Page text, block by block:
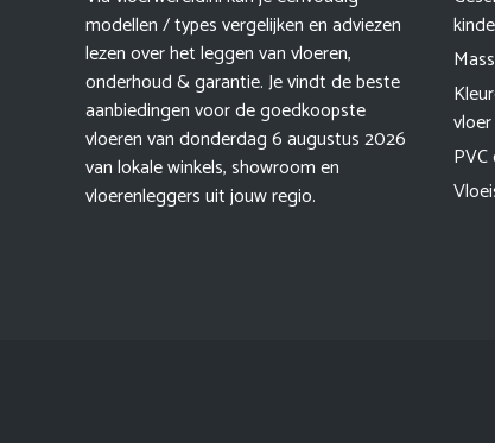
modellen / types vergelijken en adviezen
lezen over het leggen van vloeren,
onderhoud & garantie. Je vindt de beste
aanbiedingen voor de goedkoopste
vloeren van donderdag 6 augustus 2026
van lokale winkels, showroom en
vloerenleggers uit jouw regio.
vloer